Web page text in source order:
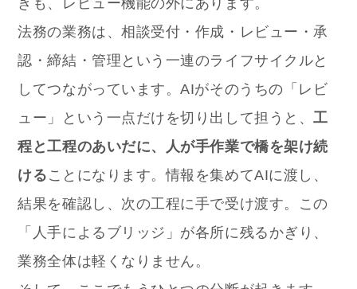
法務の業務は、相談受付・作成・レビュー・承
認・締結・管理という一連のライフサイクルと
してつながっています。AIがそのうちの「レビ
ュー」という一点だけを切り出して担うと、工
程と工程のあいだに、人が手作業で橋を架け続
ける ことになります。情報を集めてAIに渡し、
結果を確認し、次の工程に手で受け渡す。この
「人手によるブリッジ」が各所に残るかぎり、
業務全体は軽くなりません。